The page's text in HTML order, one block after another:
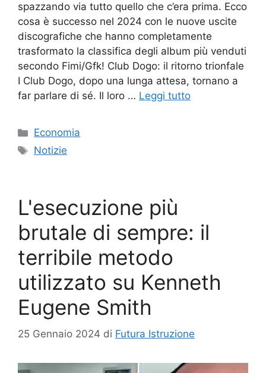
spazzando via tutto quello che c’era prima. Ecco
cosa è successo nel 2024 con le nuove uscite
discografiche che hanno completamente
trasformato la classifica degli album più venduti
secondo Fimi/Gfk! Club Dogo: il ritorno trionfale
I Club Dogo, dopo una lunga attesa, tornano a
far parlare di sé. Il loro … Leggi tutto
Categorie
Economia
Tag
Notizie
L'esecuzione più
brutale di sempre: il
terribile metodo
utilizzato su Kenneth
Eugene Smith
25 Gennaio 2024 di Futura Istruzione